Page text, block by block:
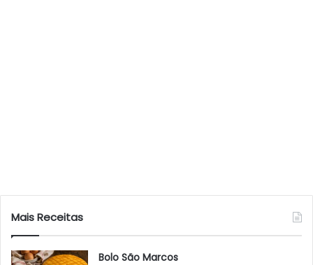
Mais Receitas
Bolo São Marcos